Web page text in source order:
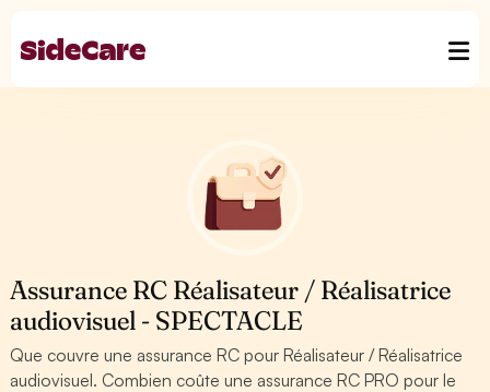
Assurance RC Réalisateur / Réalisatrice
audiovisuel - SPECTACLE
Que couvre une assurance RC pour Réalisateur / Réalisatrice
audiovisuel. Combien coûte une assurance RC PRO pour le